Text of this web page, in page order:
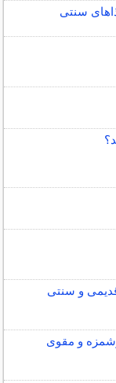
سنتی
و سنتی
و مقوی